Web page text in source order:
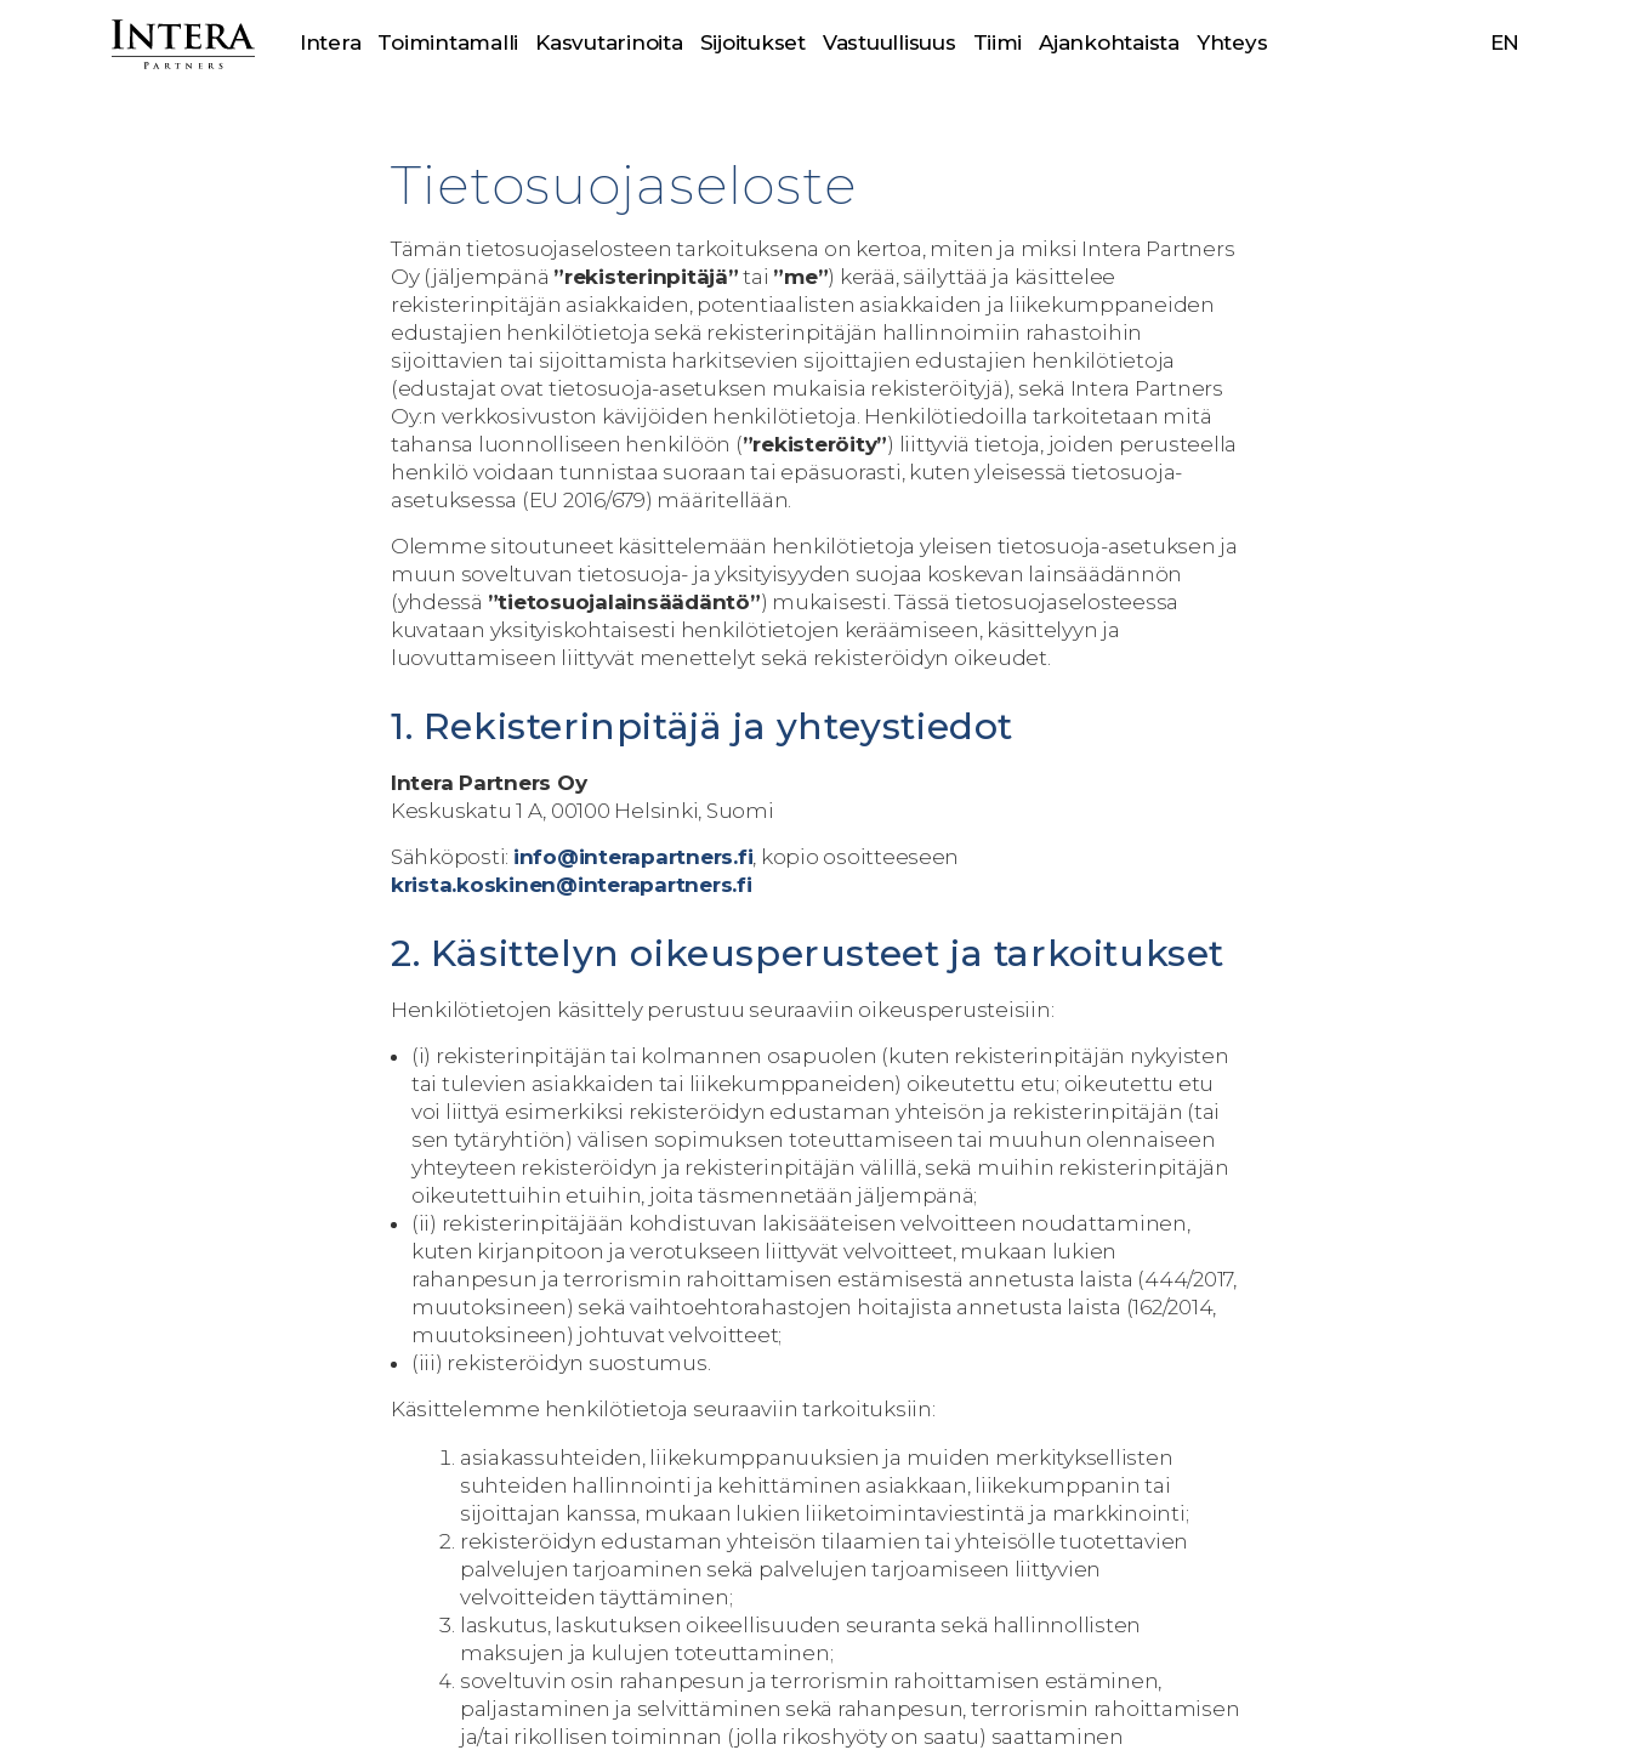
EN
Intera Toimintamalli Kasvutarinoita Sijoitukset Vastuullisuus Tiimi Ajankohtaista Yhteys
Tietosuojaseloste
Tämän tietosuojaselosteen tarkoituksena on kertoa, miten ja miksi Intera Partners
Oy (jäljempänä ”rekisterinpitäjä” tai ”me”) kerää, säilyttää ja käsittelee
rekisterinpitäjän asiakkaiden, potentiaalisten asiakkaiden ja liikekumppaneiden
edustajien henkilötietoja sekä rekisterinpitäjän hallinnoimiin rahastoihin
sijoittavien tai sijoittamista harkitsevien sijoittajien edustajien henkilötietoja
(edustajat ovat tietosuoja-asetuksen mukaisia rekisteröityjä), sekä Intera Partners
Oy:n verkkosivuston kävijöiden henkilötietoja. Henkilötiedoilla tarkoitetaan mitä
tahansa luonnolliseen henkilöön (”rekisteröity”) liittyviä tietoja, joiden perusteella
henkilö voidaan tunnistaa suoraan tai epäsuorasti, kuten yleisessä tietosuoja-
asetuksessa (EU 2016/679) määritellään.
Olemme sitoutuneet käsittelemään henkilötietoja yleisen tietosuoja-asetuksen ja
muun soveltuvan tietosuoja- ja yksityisyyden suojaa koskevan lainsäädännön
(yhdessä ”tietosuojalainsäädäntö”) mukaisesti. Tässä tietosuojaselosteessa
kuvataan yksityiskohtaisesti henkilötietojen keräämiseen, käsittelyyn ja
luovuttamiseen liittyvät menettelyt sekä rekisteröidyn oikeudet.
1. Rekisterinpitäjä ja yhteystiedot
Intera Partners Oy
Keskuskatu 1 A, 00100 Helsinki, Suomi
Sähköposti: info@interapartners.fi, kopio osoitteeseen
krista.koskinen@interapartners.fi
2. Käsittelyn oikeusperusteet ja tarkoitukset
Henkilötietojen käsittely perustuu seuraaviin oikeusperusteisiin:
(i) rekisterinpitäjän tai kolmannen osapuolen (kuten rekisterinpitäjän nykyisten
tai tulevien asiakkaiden tai liikekumppaneiden) oikeutettu etu; oikeutettu etu
voi liittyä esimerkiksi rekisteröidyn edustaman yhteisön ja rekisterinpitäjän (tai
sen tytäryhtiön) välisen sopimuksen toteuttamiseen tai muuhun olennaiseen
yhteyteen rekisteröidyn ja rekisterinpitäjän välillä, sekä muihin rekisterinpitäjän
oikeutettuihin etuihin, joita täsmennetään jäljempänä;
(ii) rekisterinpitäjään kohdistuvan lakisääteisen velvoitteen noudattaminen,
kuten kirjanpitoon ja verotukseen liittyvät velvoitteet, mukaan lukien
rahanpesun ja terrorismin rahoittamisen estämisestä annetusta laista (444/2017,
muutoksineen) sekä vaihtoehtorahastojen hoitajista annetusta laista (162/2014,
muutoksineen) johtuvat velvoitteet;
(iii) rekisteröidyn suostumus.
Käsittelemme henkilötietoja seuraaviin tarkoituksiin:
asiakassuhteiden, liikekumppanuuksien ja muiden merkityksellisten
suhteiden hallinnointi ja kehittäminen asiakkaan, liikekumppanin tai
sijoittajan kanssa, mukaan lukien liiketoimintaviestintä ja markkinointi;
rekisteröidyn edustaman yhteisön tilaamien tai yhteisölle tuotettavien
palvelujen tarjoaminen sekä palvelujen tarjoamiseen liittyvien
velvoitteiden täyttäminen;
laskutus, laskutuksen oikeellisuuden seuranta sekä hallinnollisten
maksujen ja kulujen toteuttaminen;
soveltuvin osin rahanpesun ja terrorismin rahoittamisen estäminen,
paljastaminen ja selvittäminen sekä rahanpesun, terrorismin rahoittamisen
ja/tai rikollisen toiminnan (jolla rikoshyöty on saatu) saattaminen